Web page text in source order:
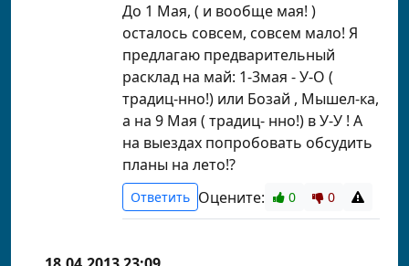
До 1 Мая, ( и вообще мая! )
осталось совсем, совсем мало! Я
предлагаю предварительный
расклад на май: 1-3мая - У-О (
традиц-нно!) или Бозай , Мышел-ка,
а на 9 Мая ( традиц- нно!) в У-У ! А
на выездах попробовать обсудить
планы на лето!?
Ответить Оцените: 0 0